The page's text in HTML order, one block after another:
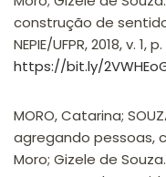
construção de
NEPIE/UFPR, 2018, v. 1,
https://bit.ly/
MORO, Catarina;
agregando pessoas,
Moro; Gizele de